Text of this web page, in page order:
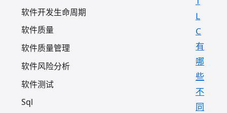
软件开发生命周期
软件质量
软件质量管理
软件风险分析
软件测试
Sql
L
C
有
哪
些
不
同